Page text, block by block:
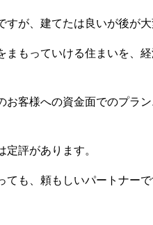
すが、建てたは良いが後が
まもっていける住まいを、
お客様への資金面でのプラ
評があります。
ても、頼もしいパートナー